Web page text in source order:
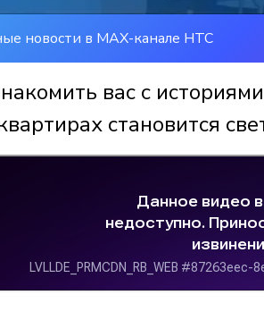
новости в MAX-канале НТС
вас с
становится